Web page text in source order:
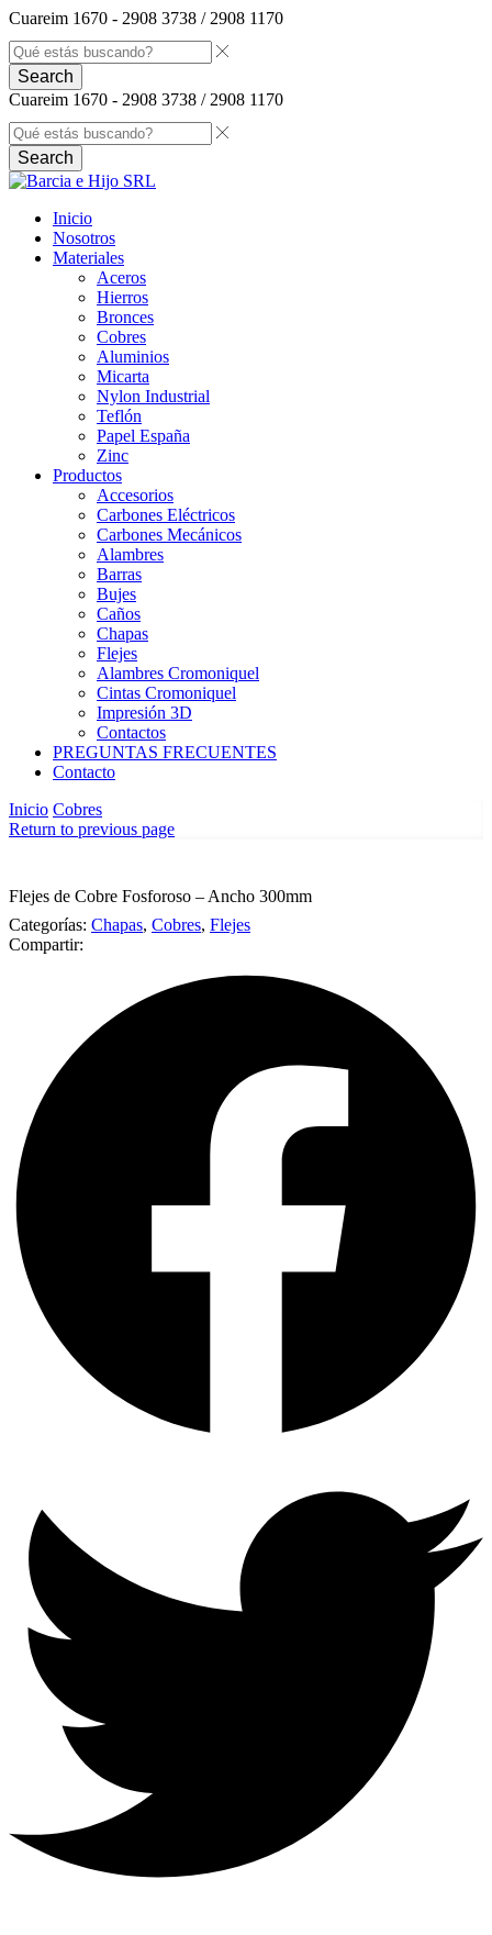
Cuareim 1670 - 2908 3738 / 2908 1170
Search
Cuareim 1670 - 2908 3738 / 2908 1170
Search
Inicio
Nosotros
Materiales
Aceros
Hierros
Bronces
Cobres
Aluminios
Micarta
Nylon Industrial
Teflón
Papel España
Zinc
Productos
Accesorios
Carbones Eléctricos
Carbones Mecánicos
Alambres
Barras
Bujes
Caños
Chapas
Flejes
Alambres Cromoniquel
Cintas Cromoniquel
Impresión 3D
Contactos
PREGUNTAS FRECUENTES
Contacto
Inicio Cobres
Return to previous page
Flejes de Cobre Fosforoso – Ancho 300mm
Categorías: Chapas, Cobres, Flejes
Compartir: